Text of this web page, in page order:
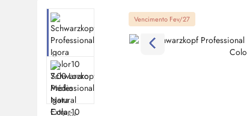
Vencimento Fev/27